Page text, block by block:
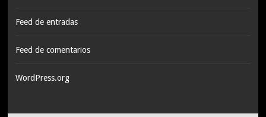
Feed de entradas
Feed de comentarios
WordPress.org